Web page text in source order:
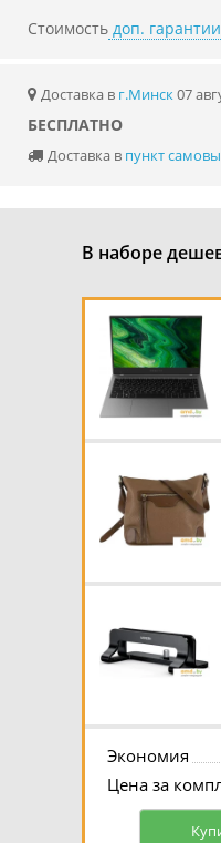
Стоимость доп. гарантии
Доставка в г.Минск07
БЕСПЛАТНО
Доставка в пункт
В наборе
Экономия
Цена за